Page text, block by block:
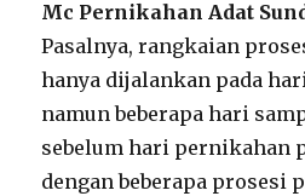
Mc Pernikahan Adat
Pasalnya, rangkaian
hanya dijalankan pada
namun beberapa hari
sebelum hari pernikahan
dengan beberapa prosesi